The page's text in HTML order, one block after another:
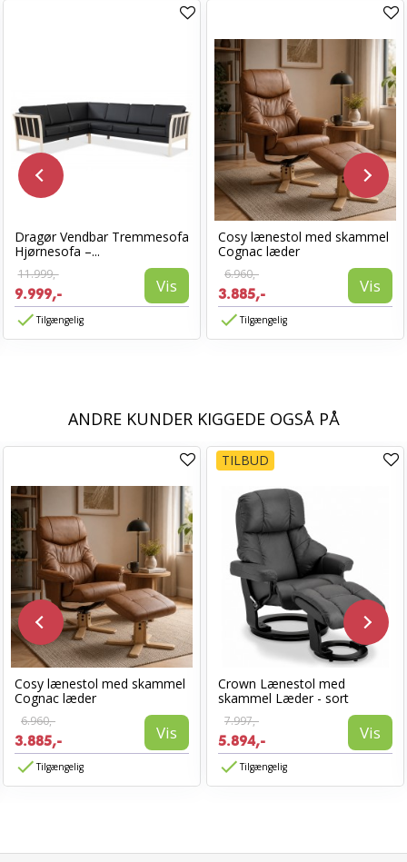
Dragør Vendbar Tremmesofa
Hjørnesofa –...
11.999,-
9.999,- Vis
Tilgængelig
Cosy lænestol med skammel
Cognac læder
6.960,-
3.885,- Vis
Tilgængelig
ANDRE KUNDER KIGGEDE OGSÅ PÅ
Cosy lænestol med skammel
Cognac læder
6.960,-
3.885,- Vis
Tilgængelig
TILBUD
Crown Lænestol med
skammel Læder - sort
7.997,-
5.894,- Vis
Tilgængelig